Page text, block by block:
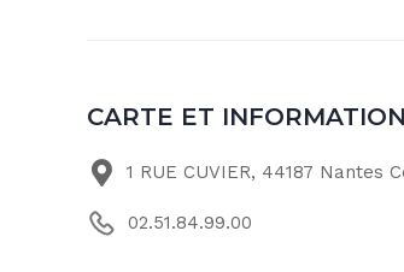
CARTE ET
1 RUE CUVIER, 44187 Nantes
02.51.84.99.00